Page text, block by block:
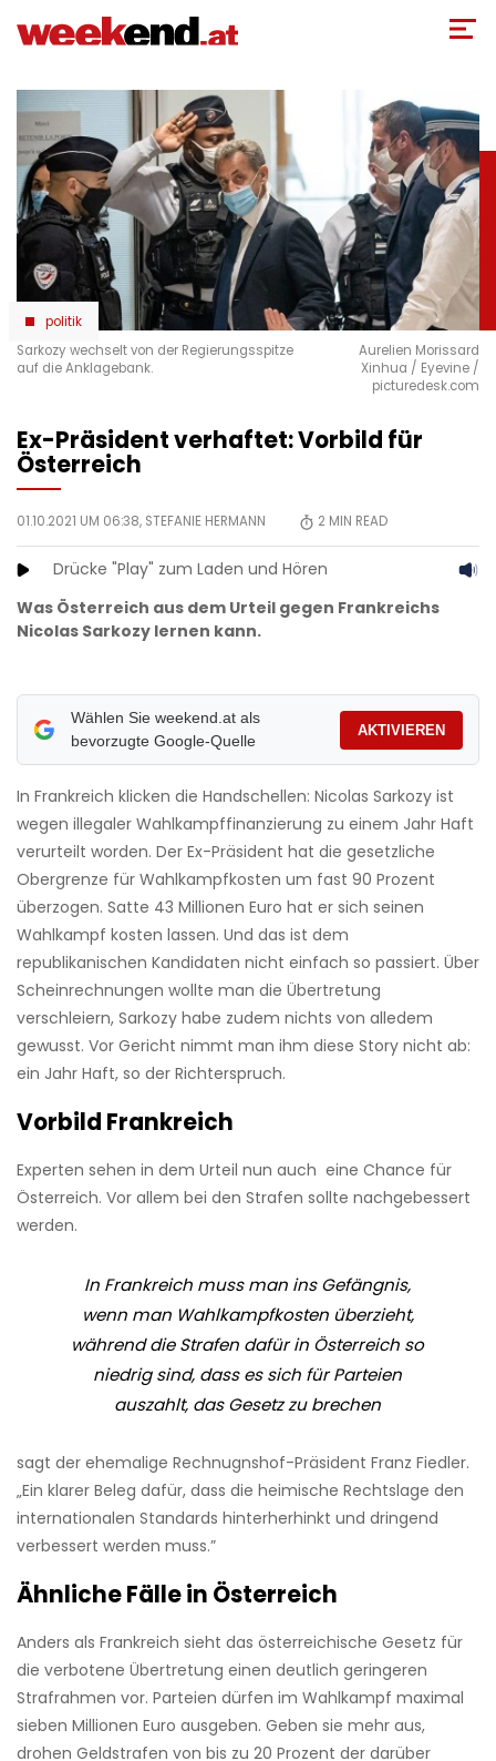
zum
politik
Sarkozy wechselt von der Regierungsspitze
auf die Anklagebank.
Aurelien Morissard
Xinhua / Eyevine /
picturedesk.com
Ex-Präsident verhaftet: Vorbild für
Österreich
01.10.2021 UM 06:38, STEFANIE HERMANN 2 MIN READ
Drücke "Play" zum Laden und Hören
Was Österreich aus dem Urteil gegen Frankreichs
Nicolas Sarkozy lernen kann.
Wählen Sie weekend.at als
bevorzugte Google-Quelle
AKTIVIEREN
In Frankreich klicken die Handschellen: Nicolas Sarkozy ist
wegen illegaler Wahlkampffinanzierung zu einem Jahr Haft
verurteilt worden. Der Ex-Präsident hat die gesetzliche
Obergrenze für Wahlkampfkosten um fast 90 Prozent
überzogen. Satte 43 Millionen Euro hat er sich seinen
Wahlkampf kosten lassen. Und das ist dem
republikanischen Kandidaten nicht einfach so passiert. Über
Scheinrechnungen wollte man die Übertretung
verschleiern, Sarkozy habe zudem nichts von alledem
gewusst. Vor Gericht nimmt man ihm diese Story nicht ab:
ein Jahr Haft, so der Richterspruch.
Vorbild Frankreich
Experten sehen in dem Urteil nun auch eine Chance für
Österreich. Vor allem bei den Strafen sollte nachgebessert
werden.
In Frankreich muss man ins Gefängnis,
wenn man Wahlkampfkosten überzieht,
während die Strafen dafür in Österreich so
niedrig sind, dass es sich für Parteien
auszahlt, das Gesetz zu brechen
sagt der ehemalige Rechnugnshof-Präsident Franz Fiedler.
„Ein klarer Beleg dafür, dass die heimische Rechtslage den
internationalen Standards hinterherhinkt und dringend
verbessert werden muss.”
Ähnliche Fälle in Österreich
Anders als Frankreich sieht das österreichische Gesetz für
die verbotene Übertretung einen deutlich geringeren
Strafrahmen vor. Parteien dürfen im Wahlkampf maximal
sieben Millionen Euro ausgeben. Geben sie mehr aus,
drohen Geldstrafen von bis zu 20 Prozent der darüber